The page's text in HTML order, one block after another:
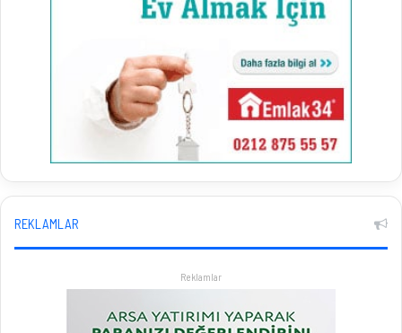
REKLAMLAR
Reklamlar